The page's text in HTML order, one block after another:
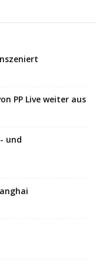
PP Live weiter aus
und